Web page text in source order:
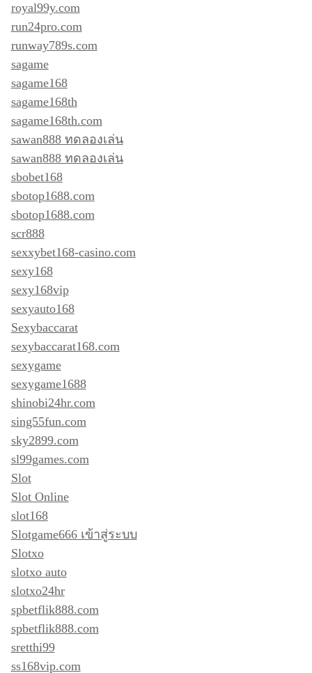
royal99y.com
run24pro.com
runway789s.com
sagame
sagame168
sagame168th
sagame168th.com
sawan888 ทดลองเล่น
sawan888 ทดลองเล่น
sbobet168
sbotop1688.com
sbotop1688.com
scr888
sexxybet168-casino.com
sexy168
sexy168vip
sexyauto168
Sexybaccarat
sexybaccarat168.com
sexygame
sexygame1688
shinobi24hr.com
sing55fun.com
sky2899.com
sl99games.com
Slot
Slot Online
slot168
Slotgame666 เข้าสู่ระบบ
Slotxo
slotxo auto
slotxo24hr
spbetflik888.com
spbetflik888.com
sretthi99
ss168vip.com